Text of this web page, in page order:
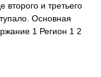
и третьего
Основная
1 Регион 1 2